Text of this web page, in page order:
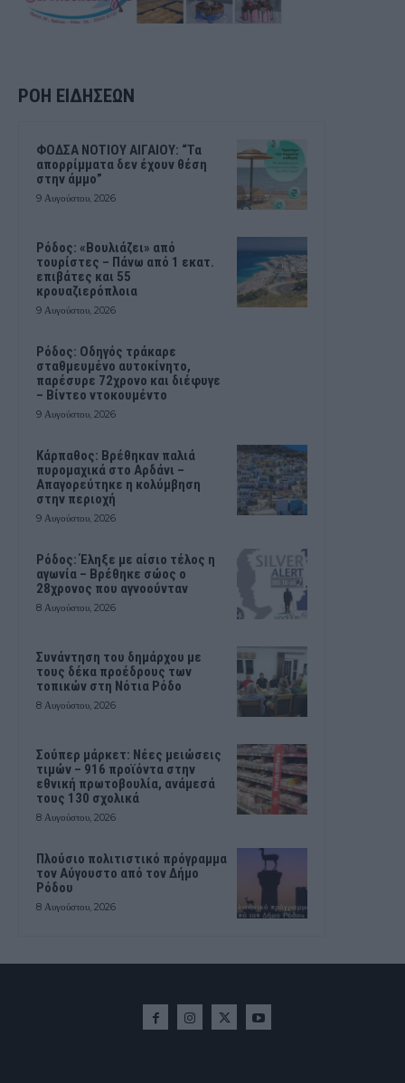
ΡΟΗ ΕΙΔΗΣΕΩΝ
ΦΟΔΣΑ ΝΟΤΙΟΥ ΑΙΓΑΙΟΥ: “Τα
απορρίμματα δεν έχουν θέση
στην άμμο”
9 Αυγούστου, 2026
Ρόδος: «Βουλιάζει» από
τουρίστες – Πάνω από 1 εκατ.
επιβάτες και 55
κρουαζιερόπλοια
9 Αυγούστου, 2026
Ρόδος: Οδηγός τράκαρε
σταθμευμένο αυτοκίνητο,
παρέσυρε 72χρονο και διέφυγε
– Βίντεο ντοκουμέντο
9 Αυγούστου, 2026
Κάρπαθος: Βρέθηκαν παλιά
πυρομαχικά στο Αρδάνι –
Απαγορεύτηκε η κολύμβηση
στην περιοχή
9 Αυγούστου, 2026
Ρόδος: Έληξε με αίσιο τέλος η
αγωνία – Βρέθηκε σώος ο
28χρονος που αγνοούνταν
8 Αυγούστου, 2026
Συνάντηση του δημάρχου με
τους δέκα προέδρους των
τοπικών στη Νότια Ρόδο
8 Αυγούστου, 2026
Σούπερ μάρκετ: Νέες μειώσεις
τιμών – 916 προϊόντα στην
εθνική πρωτοβουλία, ανάμεσά
τους 130 σχολικά
8 Αυγούστου, 2026
Πλούσιο πολιτιστικό πρόγραμμα
τον Αύγουστο από τον Δήμο
Ρόδου
8 Αυγούστου, 2026